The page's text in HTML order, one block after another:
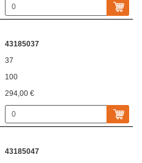
43185037
37
100
294,00 €
43185047